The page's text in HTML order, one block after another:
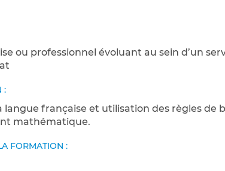
ou professionnel évoluant au sein d’un
:
langue française et utilisation des règles de
mathématique.
FORMATION :